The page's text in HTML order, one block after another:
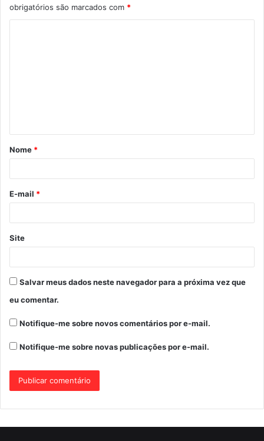
obrigatórios são marcados com *
á
r
*
Nome *
E-mail *
Site
Salvar meus dados neste navegador para a próxima vez que
eu comentar.
Notifique-me sobre novos comentários por e-mail.
Notifique-me sobre novas publicações por e-mail.